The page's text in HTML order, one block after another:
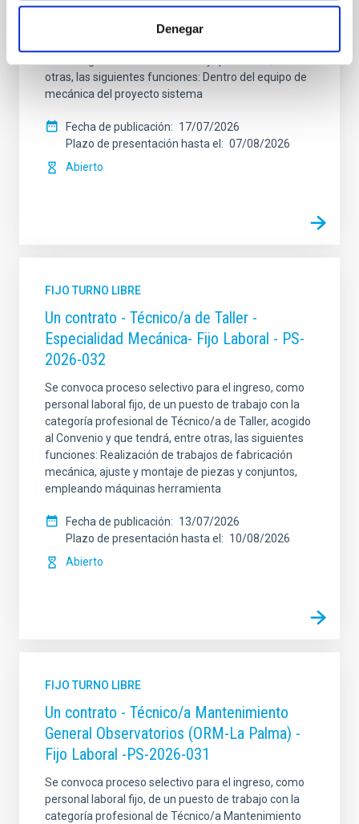
Denegar
contrato laboral de duración indefinida (Artículo 23bis
de la Ley 14/2011, de 1 de junio, de la Ciencia, la
otras, las siguientes funciones: Dentro del equipo de
mecánica del proyecto sistema
Fecha de publicación
17/07/2026
Plazo de presentación hasta el
07/08/2026
Abierto
FIJO TURNO LIBRE
Un contrato - Técnico/a de Taller -
Especialidad Mecánica- Fijo Laboral - PS-
2026-032
Se convoca proceso selectivo para el ingreso, como
personal laboral fijo, de un puesto de trabajo con la
categoría profesional de Técnico/a de Taller, acogido
al Convenio y que tendrá, entre otras, las siguientes
funciones: Realización de trabajos de fabricación
mecánica, ajuste y montaje de piezas y conjuntos,
empleando máquinas herramienta
Fecha de publicación
13/07/2026
Plazo de presentación hasta el
10/08/2026
Abierto
FIJO TURNO LIBRE
Un contrato - Técnico/a Mantenimiento
General Observatorios (ORM-La Palma) -
Fijo Laboral -PS-2026-031
Se convoca proceso selectivo para el ingreso, como
personal laboral fijo, de un puesto de trabajo con la
categoría profesional de Técnico/a Mantenimiento